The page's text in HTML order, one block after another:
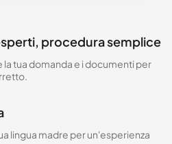
procedura semplice
tua domanda e i documenti per
lingua madre per un'esperienza